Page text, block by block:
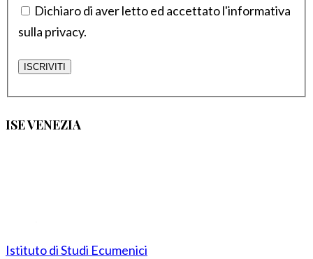
Dichiaro di aver letto ed accettato l'informativa
sulla privacy.
ISE VENEZIA
Istituto di Studi Ecumenici